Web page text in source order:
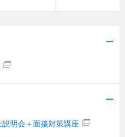
説明会＋面接対策講座